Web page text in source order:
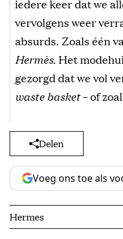
iedere keer dat we
vervolgens weer
absurds. Zoals één
Hermès. Het
gezorgd dat we vol
waste basket– of
Delen
Voeg ons toe als
Hermes